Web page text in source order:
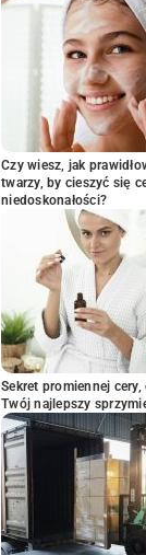
Czy wiesz, jak
twarzy, by cieszyć się
niedoskonałości?
Sekret promiennej
Twój najlepszy